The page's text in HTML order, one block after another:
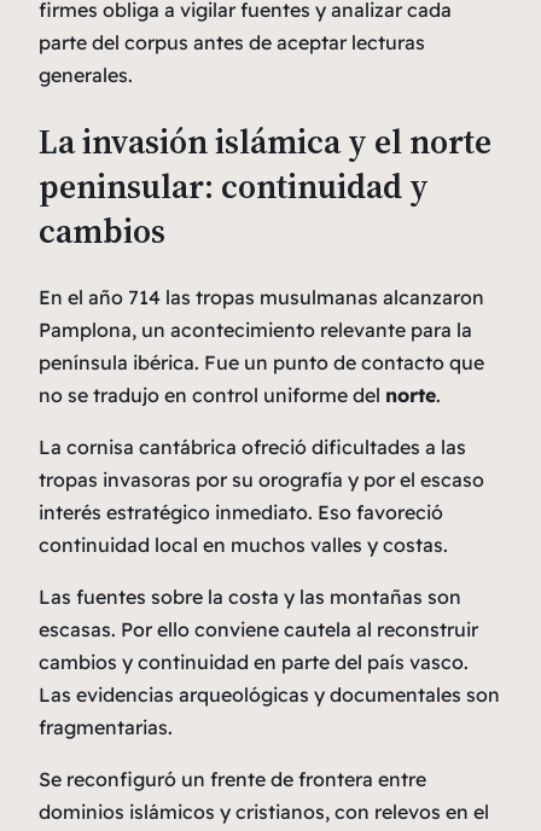
firmes obliga a vigilar fuentes y analizar cada
parte del corpus antes de aceptar lecturas
generales.
La invasión islámica y el norte
peninsular: continuidad y
cambios
En el año 714 las tropas musulmanas alcanzaron
Pamplona, un acontecimiento relevante para la
península ibérica. Fue un punto de contacto que
no se tradujo en control uniforme del norte.
La cornisa cantábrica ofreció dificultades a las
tropas invasoras por su orografía y por el escaso
interés estratégico inmediato. Eso favoreció
continuidad local en muchos valles y costas.
Las fuentes sobre la costa y las montañas son
escasas. Por ello conviene cautela al reconstruir
cambios y continuidad en parte del país vasco.
Las evidencias arqueológicas y documentales son
fragmentarias.
Se reconfiguró un frente de frontera entre
dominios islámicos y cristianos, con relevos en el